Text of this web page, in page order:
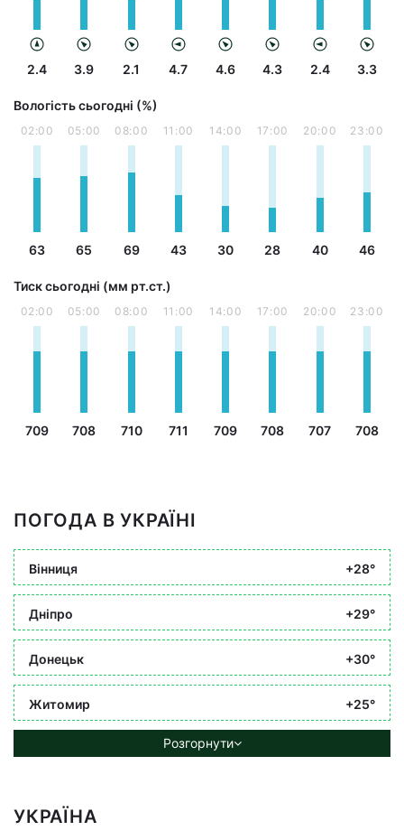
2.4 3.9 2.1 4.7 4.6 4.3 2.4 3.3
Вологість сьогодні (%)
02:00
63
05:00
65
08:00
69
11:00
43
14:00
30
17:00
28
20:00
40
23:00
46
Тиск сьогодні (мм рт.ст.)
02:00
709
05:00
708
08:00
710
11:00
711
14:00
709
17:00
708
20:00
707
23:00
708
ПОГОДА В УКРАЇНІ
Вінниця +28°
Дніпро +29°
Донецьк +30°
Житомир +25°
Розгорнути
УКРАЇНА